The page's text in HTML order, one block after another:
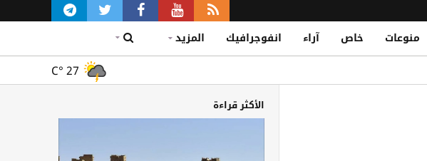
منوعات خاص آراء انفوجرافيك المزيد
C° 27
الأكثر قراءة